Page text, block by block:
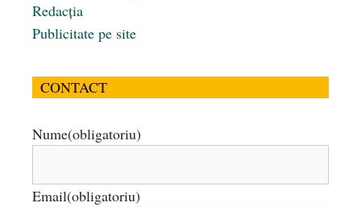
Redacția
Publicitate pe site
CONTACT
Nume(obligatoriu)
Email(obligatoriu)